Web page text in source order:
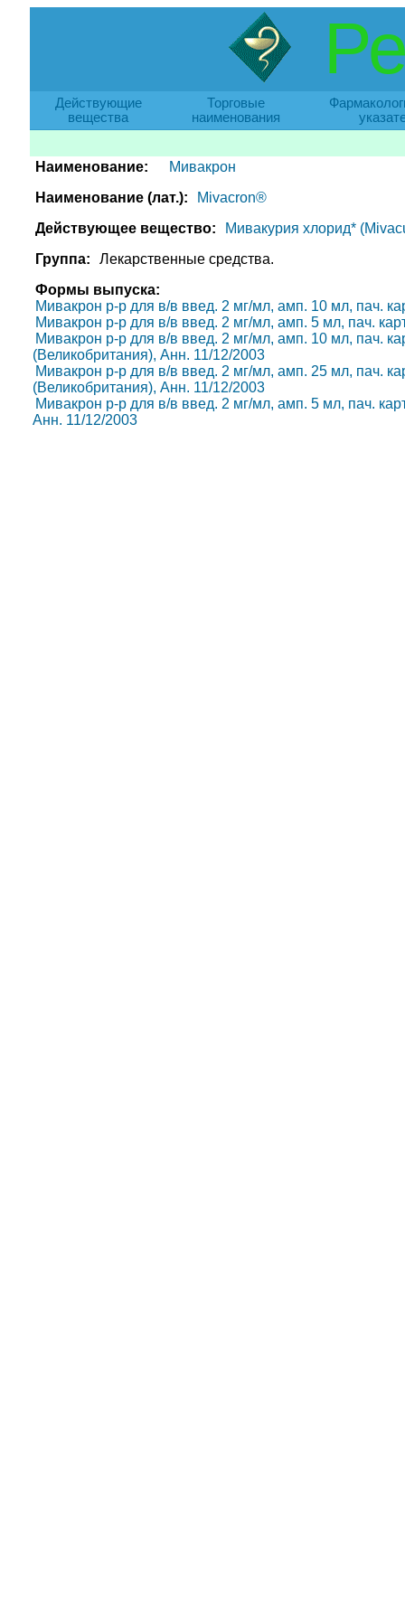
Действующие
вещества
Торговые
наименования
Наименование:
Мивакрон
Наименование (лат.):
Mivacron®
Действующее вещество:
Мивакурия хлорид*
Группа:
Лекарственные средства.
Формы выпуска:
Мивакрон р-р для в/в введ. 2 мг/мл, амп. 10 мл, пач.
Мивакрон р-р для в/в введ. 2 мг/мл, амп. 5 мл, пач.
Мивакрон р-р для в/в введ. 2 мг/мл, амп. 10 мл, пач.
(Великобритания), Анн. 11/12/2003
Мивакрон р-р для в/в введ. 2 мг/мл, амп. 25 мл, пач.
(Великобритания), Анн. 11/12/2003
Мивакрон р-р для в/в введ. 2 мг/мл, амп. 5 мл, пач.
Анн. 11/12/2003